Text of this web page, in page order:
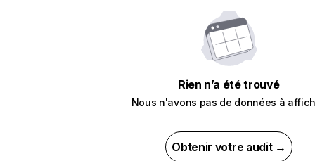
Rien n’a été trouvé
Nous n'avons pas de données à
Obtenir votre audit →